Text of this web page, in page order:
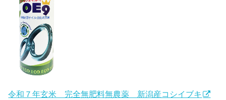
令和７年玄米 完全無肥料無農薬 新潟産コシイブキ